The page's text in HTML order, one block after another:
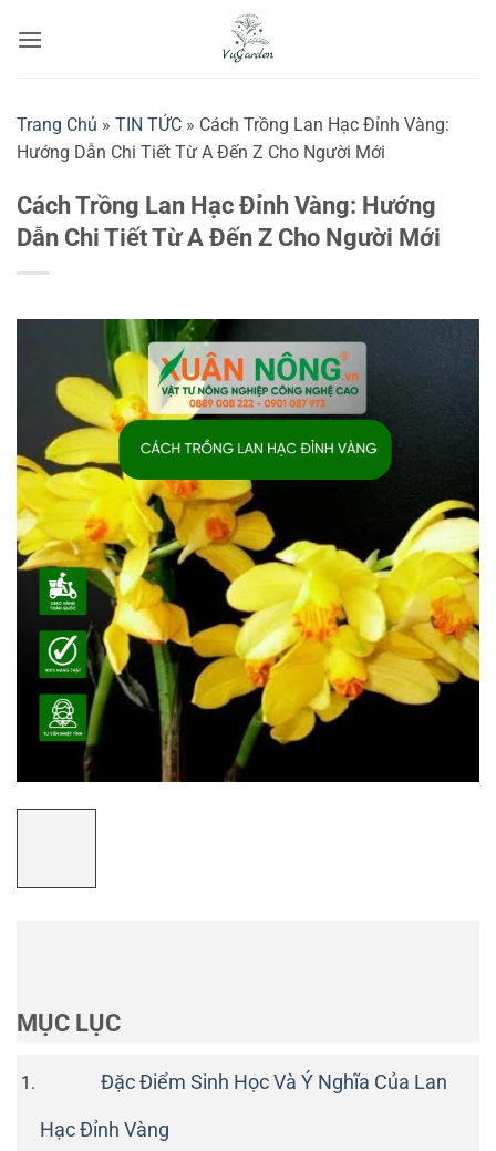
qua
Trang Chủ » TIN TỨC » Cách Trồng Lan Hạc Đỉnh Vàng:
Hướng Dẫn Chi Tiết Từ A Đến Z Cho Người Mới
Cách Trồng Lan Hạc Đỉnh Vàng: Hướng
Dẫn Chi Tiết Từ A Đến Z Cho Người Mới
MỤC LỤC
Đặc Điểm Sinh Học Và Ý Nghĩa Của Lan
Hạc Đỉnh Vàng